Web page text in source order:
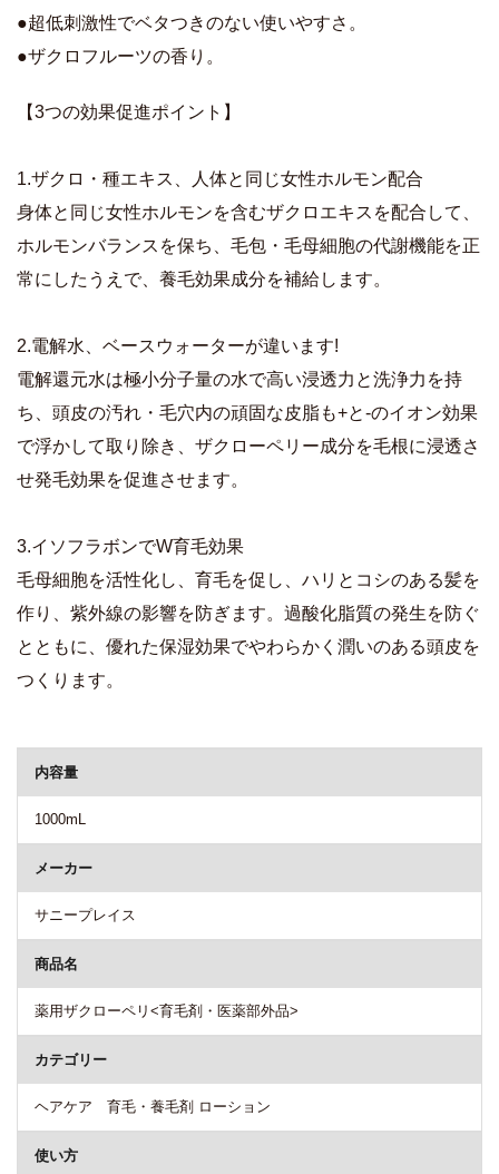
●超低刺激性でベタつきのない使いやすさ。
●ザクロフルーツの香り。
【3つの効果促進ポイント】
1.ザクロ・種エキス、人体と同じ女性ホルモン配合
身体と同じ女性ホルモンを含むザクロエキスを配合して、
ホルモンバランスを保ち、毛包・毛母細胞の代謝機能を正
常にしたうえで、養毛効果成分を補給します。
2.電解水、ベースウォーターが違います!
電解還元水は極小分子量の水で高い浸透力と洗浄力を持
ち、頭皮の汚れ・毛穴内の頑固な皮脂も+と-のイオン効果
で浮かして取り除き、ザクローペリー成分を毛根に浸透さ
せ発毛効果を促進させます。
3.イソフラボンでW育毛効果
毛母細胞を活性化し、育毛を促し、ハリとコシのある髪を
作り、紫外線の影響を防ぎます。過酸化脂質の発生を防ぐ
とともに、優れた保湿効果でやわらかく潤いのある頭皮を
つくります。
内容量
1000mL
メーカー
サニープレイス
商品名
薬用ザクローペリ<育毛剤・医薬部外品>
カテゴリー
ヘアケア 育毛・養毛剤 ローション
使い方